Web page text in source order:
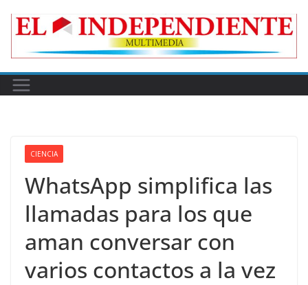
CIENCIA
WhatsApp simplifica las
llamadas para los que
aman conversar con
varios contactos a la vez